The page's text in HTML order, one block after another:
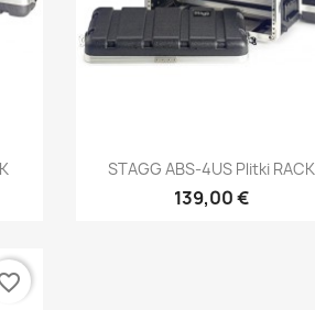
Brzi pregled
STAGG ABS-4US Plitki RACK
139,00 €